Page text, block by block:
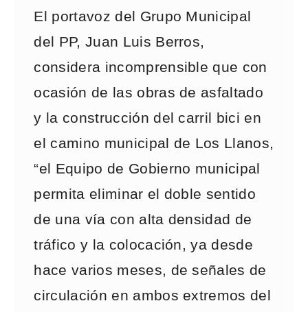
El portavoz del Grupo Municipal
del PP, Juan Luis Berros,
considera incomprensible que con
ocasión de las obras de asfaltado
y la construcción del carril bici en
el camino municipal de Los Llanos,
“el Equipo de Gobierno municipal
permita eliminar el doble sentido
de una vía con alta densidad de
tráfico y la colocación, ya desde
hace varios meses, de señales de
circulación en ambos extremos del